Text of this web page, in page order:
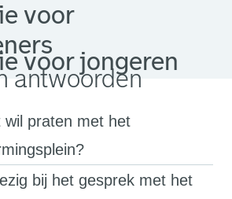
voor
voor jongeren
antwoorden
wil praten met het
bij het gesprek met het